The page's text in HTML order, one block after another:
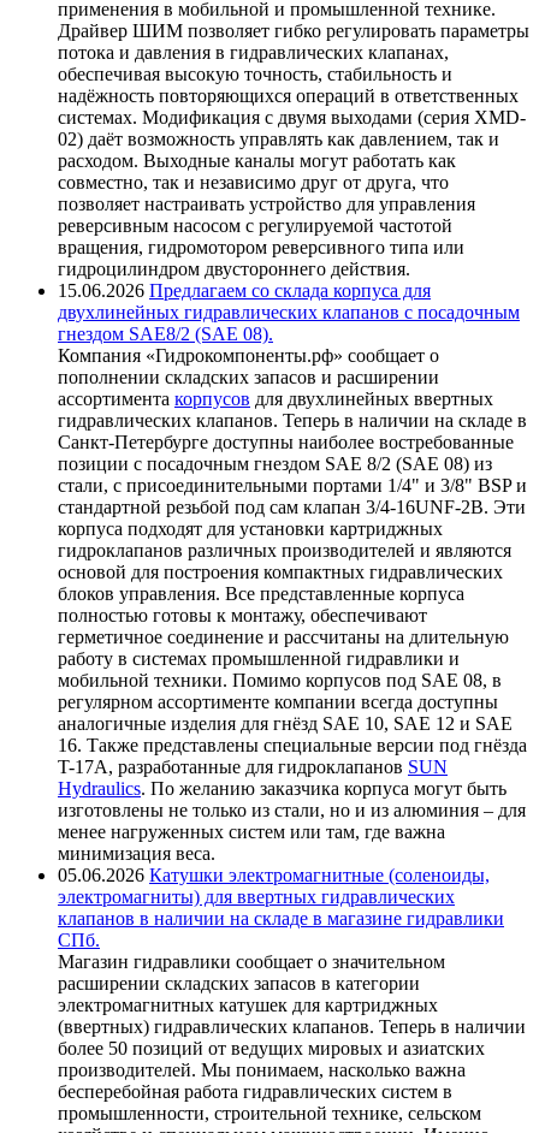
применения в мобильной и промышленной технике.
Драйвер ШИМ позволяет гибко регулировать параметры
потока и давления в гидравлических клапанах,
обеспечивая высокую точность, стабильность и
надёжность повторяющихся операций в ответственных
системах. Модификация с двумя выходами (серия XMD-
02) даёт возможность управлять как давлением, так и
расходом. Выходные каналы могут работать как
совместно, так и независимо друг от друга, что
позволяет настраивать устройство для управления
реверсивным насосом с регулируемой частотой
вращения, гидромотором реверсивного типа или
гидроцилиндром двустороннего действия.
15.06.2026 Предлагаем со склада корпуса для
двухлинейных гидравлических клапанов с посадочным
гнездом SAE8/2 (SAE 08).
Компания «Гидрокомпоненты.рф» сообщает о
пополнении складских запасов и расширении
ассортимента корпусов для двухлинейных ввертных
гидравлических клапанов. Теперь в наличии на складе в
Санкт-Петербурге доступны наиболее востребованные
позиции с посадочным гнездом SAE 8/2 (SAE 08) из
стали, с присоединительными портами 1/4" и 3/8" BSP и
стандартной резьбой под сам клапан 3/4-16UNF-2B. Эти
корпуса подходят для установки картриджных
гидроклапанов различных производителей и являются
основой для построения компактных гидравлических
блоков управления. Все представленные корпуса
полностью готовы к монтажу, обеспечивают
герметичное соединение и рассчитаны на длительную
работу в системах промышленной гидравлики и
мобильной техники. Помимо корпусов под SAE 08, в
регулярном ассортименте компании всегда доступны
аналогичные изделия для гнёзд SAE 10, SAE 12 и SAE
16. Также представлены специальные версии под гнёзда
T-17A, разработанные для гидроклапанов SUN
Hydraulics. По желанию заказчика корпуса могут быть
изготовлены не только из стали, но и из алюминия – для
менее нагруженных систем или там, где важна
минимизация веса.
05.06.2026 Катушки электромагнитные (соленоиды,
электромагниты) для ввертных гидравлических
клапанов в наличии на складе в магазине гидравлики
СПб.
Магазин гидравлики сообщает о значительном
расширении складских запасов в категории
электромагнитных катушек для картриджных
(ввертных) гидравлических клапанов. Теперь в наличии
более 50 позиций от ведущих мировых и азиатских
производителей. Мы понимаем, насколько важна
бесперебойная работа гидравлических систем в
промышленности, строительной технике, сельском